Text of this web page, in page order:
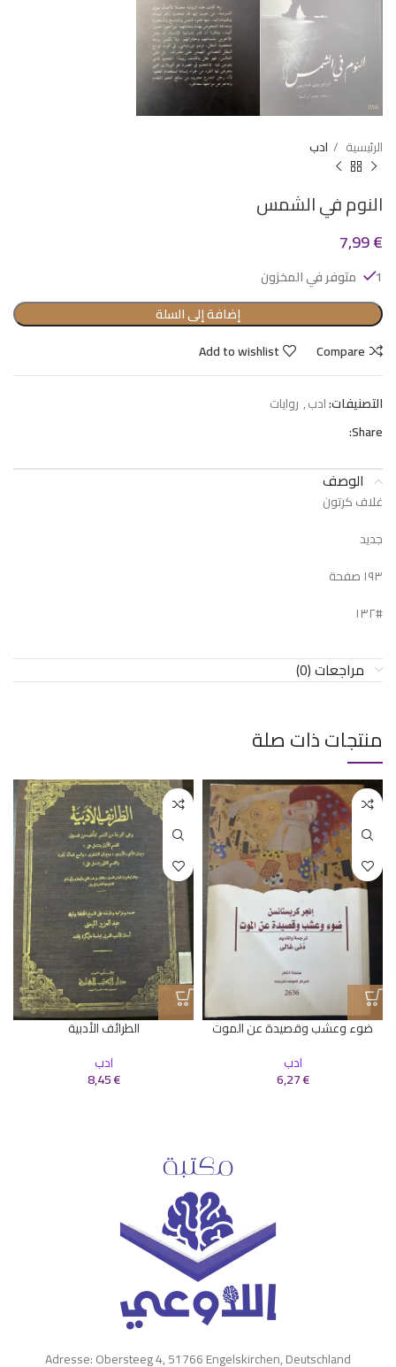
الرئيسية ادب
النوم في الشمس
7,99€
1 متوفر في المخزون
إضافة إلى السلة
Compare
Add to wishlist
التصنيفات:ادب, روايات
Share:
الوصف
غلاف كرتون
جديد
١٩٣ صفحة
#١٣٢
مراجعات (0)
منتجات ذات صلة
ضوء وعشب وقصيدة عن الموت
ادب
6,27€
الطرائف الأدبية
ادب
8,45€
Adresse: Obersteeg 4, 51766 Engelskirchen, Deutschland